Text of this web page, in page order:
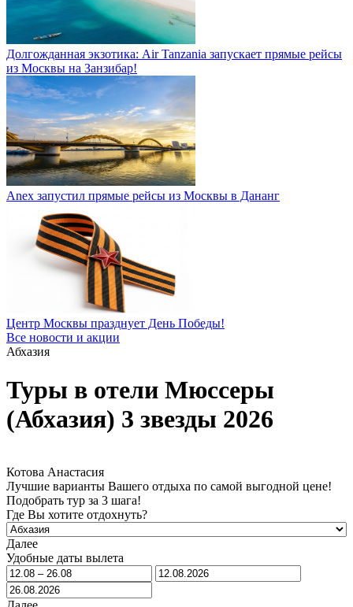
Долгожданная экзотика: Air Tanzania запускает прямые рейсы
из Москвы на Занзибар!
Anex запустил прямые рейсы из Москвы в Дананг
Центр Москвы празднует День Победы!
Все новости и акции
Абхазия
Туры в отели Мюссеры
(Абхазия) 3 звезды 2026
Котова Анастасия
Лучшие варианты Вашего отдыха по самой выгодной цене!
Подобрать тур за 3 шага!
Где Вы хотите отдохнуть?
Далее
Удобные даты вылета